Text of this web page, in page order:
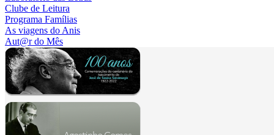
Clube de Leitura
Programa Famílias
As viagens do Anis
Aut@r do Mês